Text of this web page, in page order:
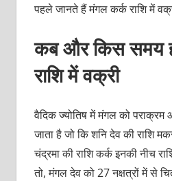
पहले जानते हैं मंगल कर्क राशि में
कब और किस समय
राशि में वक्री
वैदिक ज्योतिष में मंगल को
जाता है जो कि शनि देव की राशि
चंद्रमा की राशि कर्क इनकी नीच
तो, मंगल देव को 27 नक्षत्रों में से